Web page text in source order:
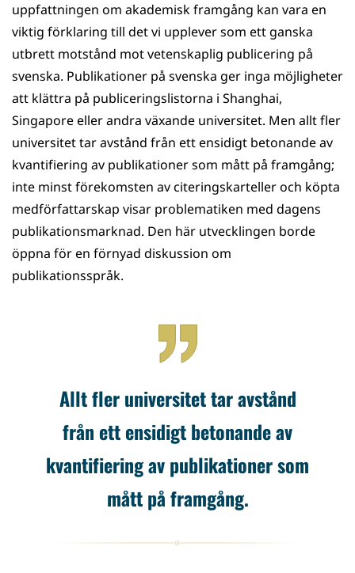
uppfattningen om akademisk framgång kan vara en
viktig förklaring till det vi upplever som ett ganska
utbrett motstånd mot vetenskaplig publicering på
svenska. Publikationer på svenska ger inga möjligheter
att klättra på publiceringslistorna i Shanghai,
Singapore eller andra växande universitet. Men allt fler
universitet tar avstånd från ett ensidigt betonande av
kvantifiering av publikationer som mått på framgång;
inte minst förekomsten av citeringskarteller och köpta
medförfattarskap visar problematiken med dagens
publikationsmarknad. Den här utvecklingen borde
öppna för en förnyad diskussion om
publikationsspråk.
Allt fler universitet tar avstånd
från ett ensidigt betonande av
kvantifiering av publikationer som
mått på framgång.